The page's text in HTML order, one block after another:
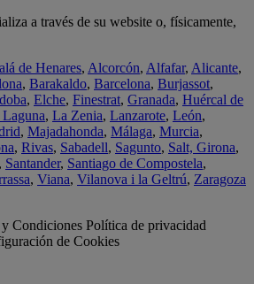
a través de su website o, físicamente,
de Henares, Alcorcón, Alfafar, Alicante,
, Barakaldo, Barcelona, Burjassot,
, Elche, Finestrat, Granada, Huércal de
, La Zenia, Lanzarote, León,
, Majadahonda, Málaga, Murcia,
, Rivas, Sabadell, Sagunto, Salt, Girona,
, Santander, Santiago de Compostela,
, Viana, Vilanova i la Geltrú, Zaragoza
Condiciones Política de privacidad
de Cookies